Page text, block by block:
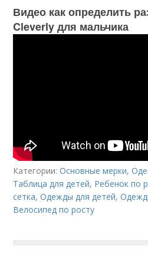
Видео как определить
Cleverly для мальчика
Категории:Основные мерки,
Таблица для детей, Ребенок по
сетка,Одежды для детей,
Велосипед по росту